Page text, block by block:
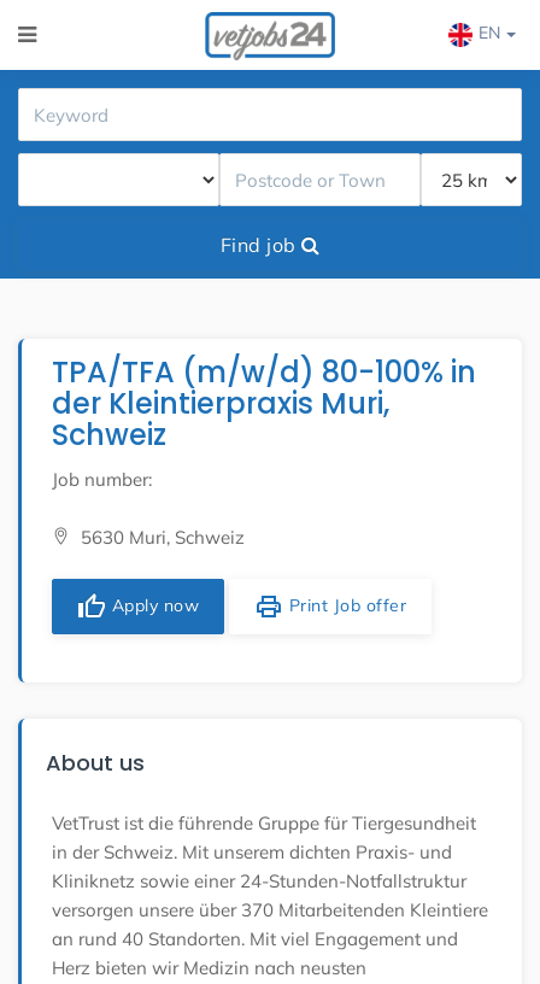
EN
Find job
TPA/TFA (m/w/d) 80-100% in
der Kleintierpraxis Muri,
Schweiz
Job number:
5630 Muri, Schweiz
thumb_up Apply now print Print Job offer
About us
VetTrust ist die führende Gruppe für Tiergesundheit
in der Schweiz. Mit unserem dichten Praxis- und
Kliniknetz sowie einer 24-Stunden-Notfallstruktur
versorgen unsere über 370 Mitarbeitenden Kleintiere
an rund 40 Standorten. Mit viel Engagement und
Herz bieten wir Medizin nach neusten